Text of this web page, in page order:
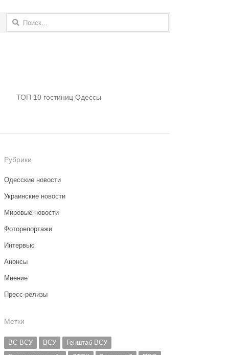
Найти:
ТОП 10 гостиниц Одессы
Рубрики
Одесские новости
Украинские новости
Мировые новости
Фоторепортажи
Интервью
Анонсы
Мнение
Пресс-релизы
Метки
ВС ВСУ ВСУ
Генштаб ВСУ